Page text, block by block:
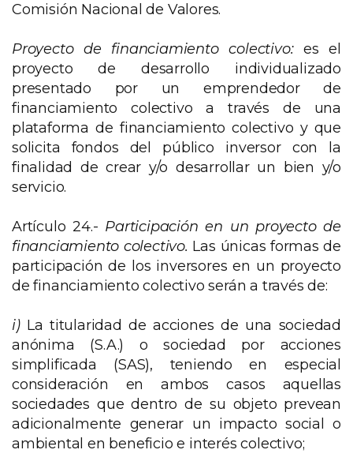
Comisión Nacional de Valores.
Proyecto de financiamiento colectivo: es el
proyecto de desarrollo individualizado
presentado por un emprendedor de
financiamiento colectivo a través de una
plataforma de financiamiento colectivo y que
solicita fondos del público inversor con la
finalidad de crear y/o desarrollar un bien y/o
servicio.
Artículo 24.- Participación en un proyecto de
financiamiento colectivo. Las únicas formas de
participación de los inversores en un proyecto
de financiamiento colectivo serán a través de:
i)La titularidad de acciones de una sociedad
anónima (S.A.) o sociedad por acciones
simplificada (SAS), teniendo en especial
consideración en ambos casos aquellas
sociedades que dentro de su objeto prevean
adicionalmente generar un impacto social o
ambiental en beneficio e interés colectivo;